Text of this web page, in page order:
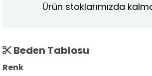
Ürün stoklarımızda
Beden Tablosu
Renk